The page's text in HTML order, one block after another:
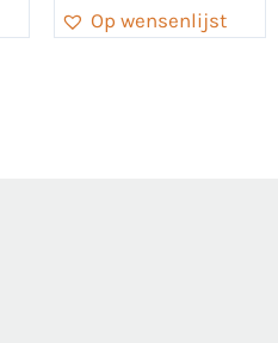
Op wensenlijst